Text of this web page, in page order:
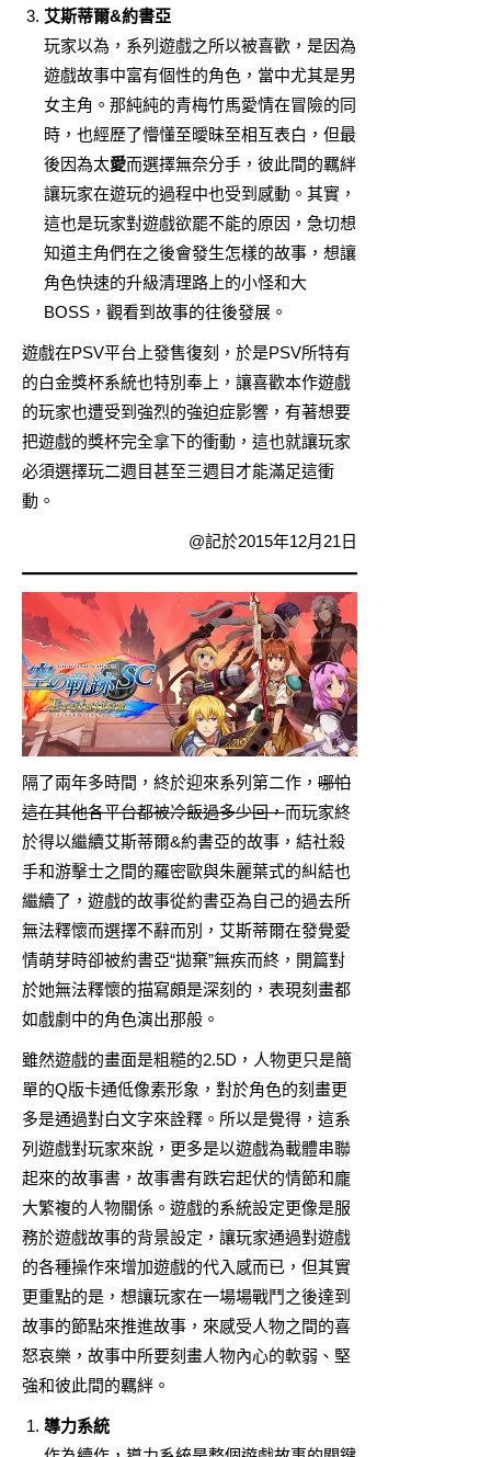
艾斯蒂爾&約書亞
玩家以為，系列遊戲之所以被喜歡，是因為
遊戲故事中富有個性的角色，當中尤其是男
女主角。那純純的青梅竹馬愛情在冒險的同
時，也經歷了懵懂至曖昧至相互表白，但最
後因為太愛而選擇無奈分手，彼此間的羈絆
讓玩家在遊玩的過程中也受到感動。其實，
這也是玩家對遊戲欲罷不能的原因，急切想
知道主角們在之後會發生怎樣的故事，想讓
角色快速的升級清理路上的小怪和大
BOSS，觀看到故事的往後發展。
遊戲在PSV平台上發售復刻，於是PSV所特有
的白金獎杯系統也特別奉上，讓喜歡本作遊戲
的玩家也遭受到強烈的強迫症影響，有著想要
把遊戲的獎杯完全拿下的衝動，這也就讓玩家
必須選擇玩二週目甚至三週目才能滿足這衝
動。
@記於2015年12月21日
隔了兩年多時間，終於迎來系列第二作， 哪怕
這在其他各平台都被冷飯過多少回，而玩家終
於得以繼續艾斯蒂爾&約書亞的故事，結社殺
手和游擊士之間的羅密歐與朱麗葉式的糾結也
繼續了，遊戲的故事從約書亞為自己的過去所
無法釋懷而選擇不辭而別，艾斯蒂爾在發覺愛
情萌芽時卻被約書亞“拋棄”無疾而終，開篇對
於她無法釋懷的描寫頗是深刻的，表現刻畫都
如戲劇中的角色演出那般。
雖然遊戲的畫面是粗糙的2.5D，人物更只是簡
單的Q版卡通低像素形象，對於角色的刻畫更
多是通過對白文字來詮釋。所以是覺得，這系
列遊戲對玩家來說，更多是以遊戲為載體串聯
起來的故事書，故事書有跌宕起伏的情節和龐
大繁複的人物關係。遊戲的系統設定更像是服
務於遊戲故事的背景設定，讓玩家通過對遊戲
的各種操作來增加遊戲的代入感而已，但其實
更重點的是，想讓玩家在一場場戰鬥之後達到
故事的節點來推進故事，來感受人物之間的喜
怒哀樂，故事中所要刻畫人物內心的軟弱、堅
強和彼此間的羈絆。
導力系統